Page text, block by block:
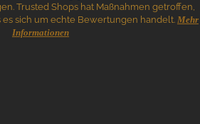
Trusted Shops hat Maßnahmen getroffen,
es sich um echte Bewertungen handelt. Mehr
Informationen